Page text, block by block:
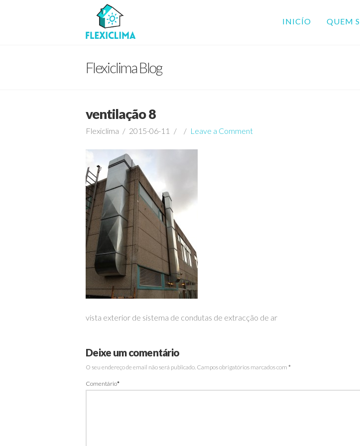
INICÍO QUEM
Flexiclima Blog
ventilação 8
Flexiclima 2015-06-11 Leave a Comment
vista exterior de sistema de condutas de extracção de ar
Deixe um comentário
O seu endereço de email não será publicado. Campos obrigatórios marcados com *
Comentário*